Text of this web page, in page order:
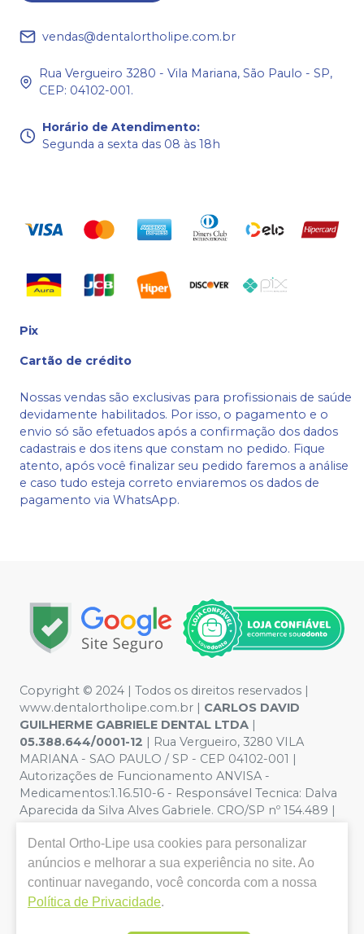
vendas@dentalortholipe.com.br
Rua Vergueiro 3280 - Vila Mariana, São Paulo - SP,
CEP: 04102-001.
Horário de Atendimento:
Segunda a sexta das 08 às 18h
Pix
Cartão de crédito
Nossas vendas são exclusivas para profissionais de saúde
devidamente habilitados. Por isso, o pagamento e o
envio só são efetuados após a confirmação dos dados
cadastrais e dos itens que constam no pedido. Fique
atento, após você finalizar seu pedido faremos a análise
e caso tudo esteja correto enviaremos os dados de
pagamento via WhatsApp.
Copyright © 2024 | Todos os direitos reservados |
www.dentalortholipe.com.br | CARLOS DAVID
GUILHERME GABRIELE DENTAL LTDA |
05.388.644/0001-12 | Rua Vergueiro, 3280 VILA
MARIANA - SAO PAULO / SP - CEP 04102-001 |
Autorizações de Funcionamento ANVISA -
Medicamentos:1.16.510-6 - Responsável Tecnica: Dalva
Aparecida da Silva Alves Gabriele. CRO/SP nº 154.489 |
ilustrativas - Os preços e condições da loja virtual estão
sujeitos a alterações. Em caso de divergência de preços
no site, o valor válido é o do Carrinho de Compra. Não
vendemos por atacado, por isso nos reservamos o
direito de não atender compras de grandes volumes
Dental Ortho-Lipe usa cookies para personalizar
anúncios e melhorar a sua experiência no site. Ao
continuar navegando, você concorda com a nossa
Política de Privacidade.